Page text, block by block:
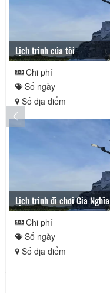
Lịch trình của tôi
Chi phí
Số ngày
Số địa điểm
Lịch trình đi chơi Gia Nghĩa
Chi phí
Số ngày
Số địa điểm